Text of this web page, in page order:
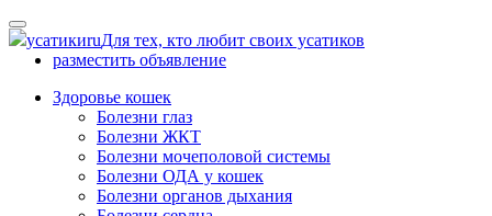
Skip
to
content
усатикиruДля тех, кто любит своих усатиков
разместить объявление
Здоровье кошек
Болезни глаз
Болезни ЖКТ
Болезни мочеполовой системы
Болезни ОДА у кошек
Болезни органов дыхания